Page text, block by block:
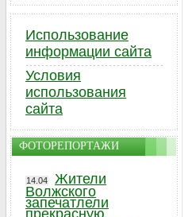
Использование
информации сайта
Условия
использования
сайта
ФОТОРЕПОРТАЖИ
14.04
Жители
Волжского
запечатлели
прекрасную